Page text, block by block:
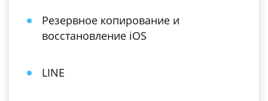
Резервное копирование и
восстановление iOS
LINE